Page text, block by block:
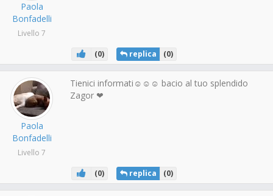
Paola
Bonfadelli
Livello 7
(0) replica (0)
Paola
Bonfadelli
Livello 7
Tienici informati☺☺☺ bacio al tuo splendido
Zagor ❤
(0) replica (0)